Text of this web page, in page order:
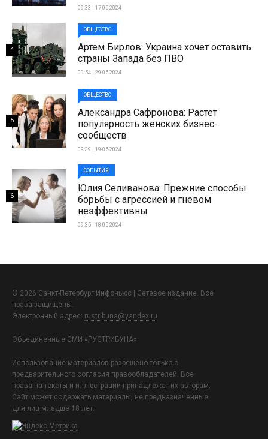
09:33 | 17-05-2024
ОБЩЕСТВО
Артем Бирлов: Украина хочет оставить
страны Запада без ПВО
09:54 | 29-05-2024
4
ОБЩЕСТВО
Александра Сафронова: Растет
популярность женских бизнес-
сообществ
09:39 | 19-05-2024
5
СОБЫТИЯ
Юлия Селиванова: Прежние способы
борьбы с агрессией и гневом
неэффективны
09:35 | 18-05-2024
6
© 2026 Санкт-Петербург Инфоньюс | Сетевое издание. Все
права защищены.
Электронный адрес: rustribuna@yandex.ru
Объединенные СМИ «РУСТРИБУНА»
Использование материалов разрешено только с
предварительного согласия правообладателей. Все
права на тексты и иллюстрации принадлежат их авторам.
Сайт может содержать материалы, не предназначенные
для лиц младше 18 лет.